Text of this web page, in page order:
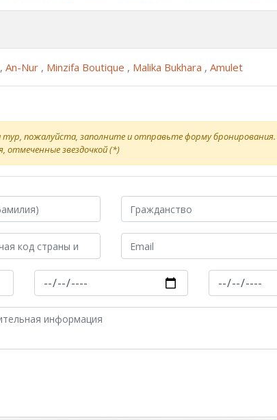
, An-Nur , Minzifa Boutique , Malika Bukhara , Amulet
пожалуйста, заполните и отправьте форму
отмеченные звездочкой (*)